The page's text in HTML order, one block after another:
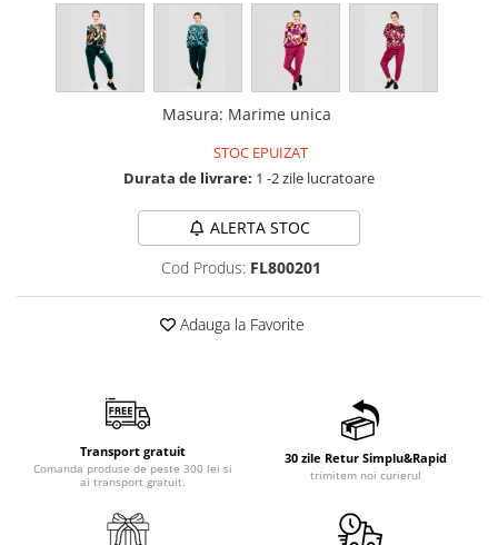
Masura: Marime unica
STOC EPUIZAT
Durata de livrare: 1 -2 zile lucratoare
ALERTA STOC
Cod Produs: FL800201
Adauga la Favorite
Transport gratuit
Comanda produse de peste 300 lei si
ai transport gratuit.
30 zile Retur Simplu&Rapid
trimitem noi curierul